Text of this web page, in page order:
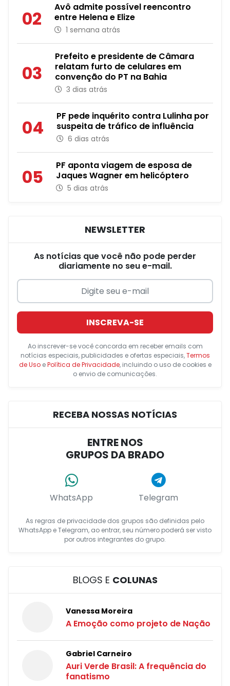
02
Avô admite possível reencontro
entre Helena e Elize
1 semana atrás
03
Prefeito e presidente de Câmara
relatam furto de celulares em
convenção do PT na Bahia
3 dias atrás
04
PF pede inquérito contra Lulinha por
suspeita de tráfico de influência
6 dias atrás
05
PF aponta viagem de esposa de
Jaques Wagner em helicóptero
5 dias atrás
NEWSLETTER
As notícias que você não pode perder
diariamente no seu e-mail.
INSCREVA-SE
Ao inscrever-se você concorda em receber emails com
notícias especiais, publicidades e ofertas especiais,Termos
de UsoePolítica de Privacidade, incluindo o uso de cookies e
o envio de comunicações.
RECEBA NOSSAS NOTÍCIAS
ENTRE NOS
GRUPOS DA BRADO
WhatsApp Telegram
As regras de privacidade dos grupos são definidas pelo
WhatsApp e Telegram, ao entrar, seu número poderá ser visto
por outros integrantes do grupo.
BLOGS E COLUNAS
Vanessa Moreira
A Emoção como projeto de Nação
Gabriel Carneiro
Auri Verde Brasil: A frequência do
fanatismo